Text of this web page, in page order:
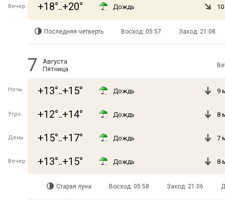
Вечер +18°..+20° Дождь
Последняя четверть Восход: 05:57 Заход: 21:08
7
Августа
Пятница
Ночь +13°..+15° Дождь 9
Утро +12°..+14° Дождь 8
День +15°..+17° Дождь 7
Вечер +13°..+15° Дождь 8
Старая луна Восход: 05:58 Заход: 21:06